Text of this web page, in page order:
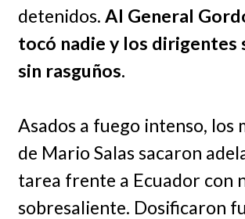
detenidos. Al General
tocó nadie y los dirigentes
sin rasguños.
Asados a fuego intenso, los
de Mario Salas sacaron
tarea frente a Ecuador con
sobresaliente. Dosificaron